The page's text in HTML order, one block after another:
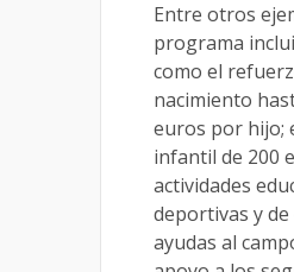
Entre otros
programa
como el
nacimiento
euros por hijo;
infantil de 200
actividades
deportivas y de
ayudas al